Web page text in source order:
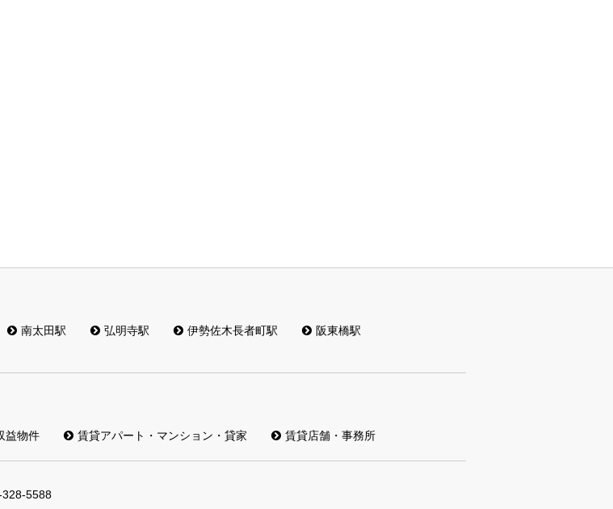
南太田駅 弘明寺駅 伊勢佐木長者町駅
阪東橋駅
益物件 賃貸アパート・マンション・貸家 賃貸店舗・事務所
328-5588